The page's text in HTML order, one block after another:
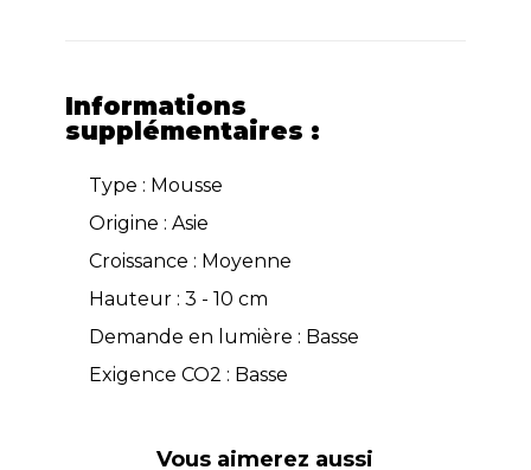
Informations
supplémentaires :
Type : Mousse
Origine : Asie
Croissance : Moyenne
Hauteur : 3 - 10 cm
Demande en lumière : Basse
Exigence CO2 : Basse
Vous aimerez aussi